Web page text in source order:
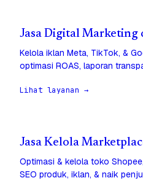
Jasa Digital Marketing
Kelola iklan Meta, TikTok, &
optimasi ROAS, laporan
Lihat layanan →
Jasa Kelola
Optimasi & kelola toko
SEO produk, iklan, & naik